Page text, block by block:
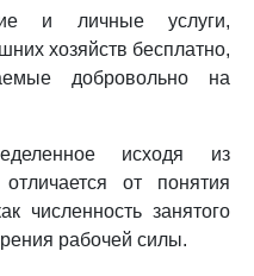
и личные услуги,
хозяйств бесплатно,
добровольно на
исходя из
от понятия
численность занятого
рабочей силы.